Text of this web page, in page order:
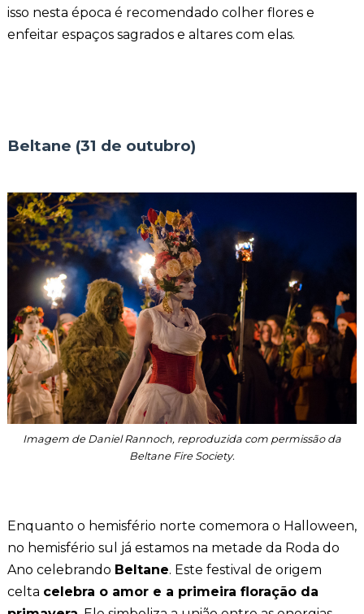
isso nesta época é recomendado colher flores e
enfeitar espaços sagrados e altares com elas.
Beltane (31 de outubro)
Imagem de Daniel Rannoch, reproduzida com permissão da
Beltane Fire Society.
Enquanto o hemisfério norte comemora o Halloween,
no hemisfério sul já estamos na metade da Roda do
Ano celebrando Beltane. Este festival de origem
celta celebra o amor e a primeira floração da